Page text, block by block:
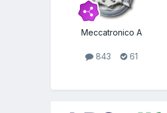
Meccatronico A
843 61